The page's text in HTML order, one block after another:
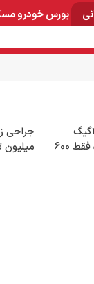
بورسخودرو
⏳فرصت محدود!! 3000گیگ
اینترنت خانگی 180 روزه فقط 600
میلیون